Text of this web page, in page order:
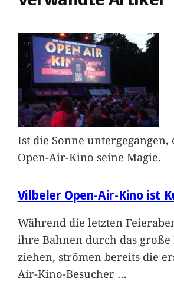
Ist die Sonne untergegangen,
Open-Air-Kino seine Magie.
Vilbeler Open-Air-Kino ist
Während die letzten
ihre Bahnen durch das große
ziehen, strömen bereits die
Air-Kino-Besucher …